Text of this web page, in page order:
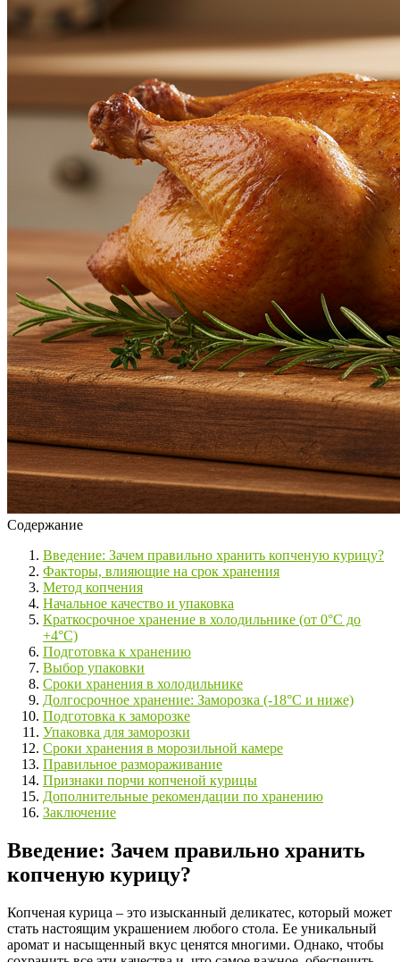
Содержание
Введение: Зачем правильно хранить копченую курицу?
Факторы, влияющие на срок хранения
Метод копчения
Начальное качество и упаковка
Краткосрочное хранение в холодильнике (от 0°C до
+4°C)
Подготовка к хранению
Выбор упаковки
Сроки хранения в холодильнике
Долгосрочное хранение: Заморозка (-18°C и ниже)
Подготовка к заморозке
Упаковка для заморозки
Сроки хранения в морозильной камере
Правильное размораживание
Признаки порчи копченой курицы
Дополнительные рекомендации по хранению
Заключение
Введение: Зачем правильно хранить
копченую курицу?
Копченая курица – это изысканный деликатес, который может
стать настоящим украшением любого стола. Ее уникальный
аромат и насыщенный вкус ценятся многими. Однако, чтобы